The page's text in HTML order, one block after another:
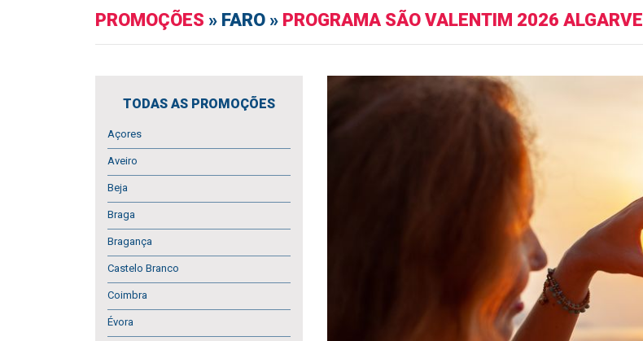
PROMOÇÕES » FARO » PROGRAMA SÃO VALENTIM 2026 ALGARVE
TODAS AS PROMOÇÕES
Açores
Aveiro
Beja
Braga
Bragança
Castelo Branco
Coimbra
Évora